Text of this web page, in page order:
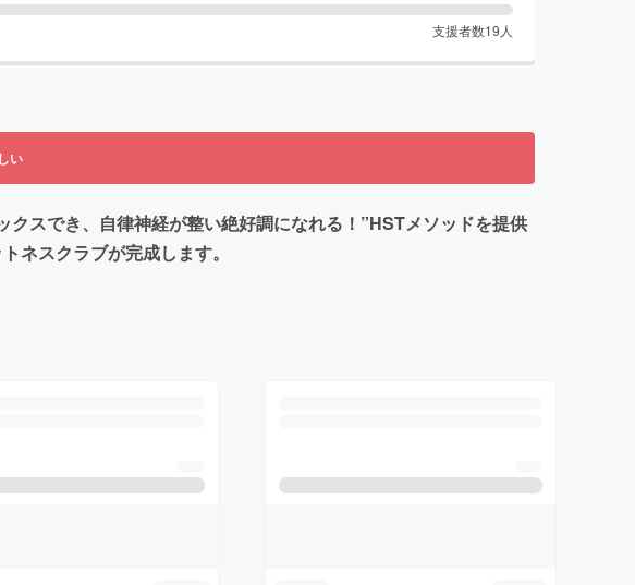
支援者数19 人
い
スでき、自律神経が整い絶好調になれる！”HSTメソッドを提供
ネスクラブが完成します。